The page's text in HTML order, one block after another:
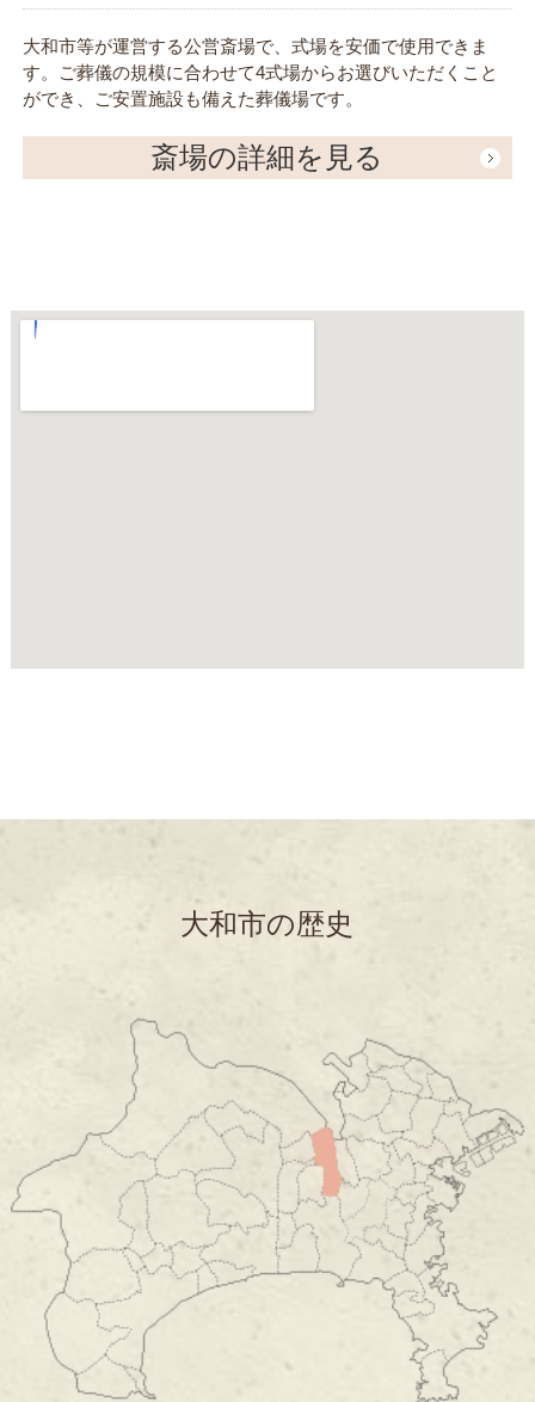
大和市等が運営する公営斎場で、式場を安価で使用できま
す。ご葬儀の規模に合わせて4式場からお選びいただくこと
ができ、ご安置施設も備えた葬儀場です。
斎場の詳細を見る
大和市の歴史